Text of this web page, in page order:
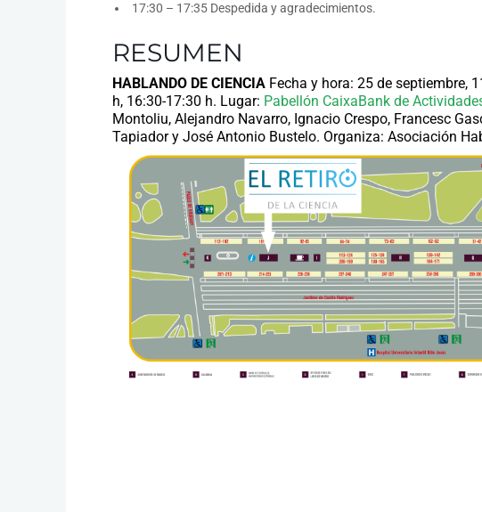
17:30 – 17:35 Despedida y agradecimientos.
RESUMEN
HABLANDO DE CIENCIA Fecha y hora: 25 de septiembre,
h, 16:30-17:30 h. Lugar: Pabellón CaixaBank de
Montoliu, Alejandro Navarro, Ignacio Crespo, Francesc
Tapiador y José Antonio Bustelo. Organiza: Asociación